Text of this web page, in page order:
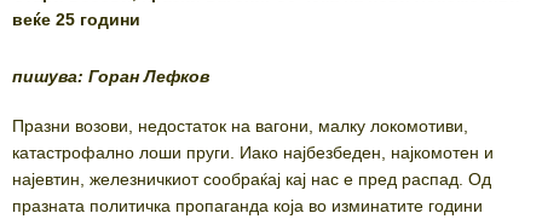
веќе 25 години
пишува: Горан Лефков
Празни возови, недостаток на вагони, малку локомотиви,
катастрофално лоши пруги. Иако најбезбеден, најкомотен и
најевтин, железничкиот сообраќај кај нас е пред распад. Од
празната политичка пропаганда која во изминатите години